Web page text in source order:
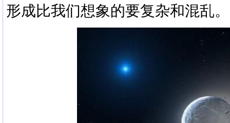
形成比我们想象的要复杂和混乱。